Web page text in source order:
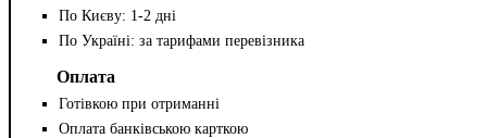
По Києву: 1-2 дні
По Україні: за тарифами перевізника
Оплата
Готівкою при отриманні
Оплата банківською карткою